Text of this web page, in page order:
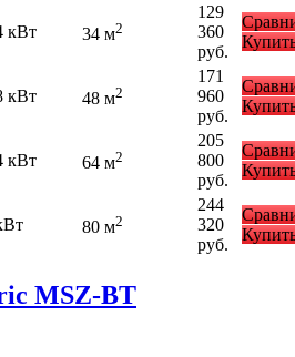
кВт 34 м2
129
360
руб.
кВт 48 м2
171
960
руб.
кВт 64 м2
205
800
руб.
80 м2
244
320
руб.
MSZ-BT